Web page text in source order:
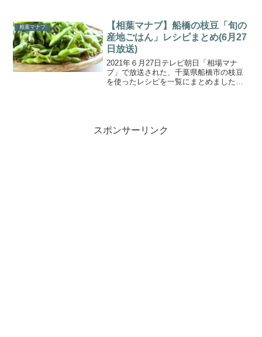
いるしょう油を使って、和食の料理人 日
本橋ゆかり 3代目...
相葉マナブ
【相葉マナブ】船橋の枝豆「旬の
産地ごはん」レシピまとめ(6月27
日放送)
2021年６月27日テレビ朝日「相場マナ
ブ」で放送された、千葉県船橋市の枝豆
を使ったレシピを一覧にまとめましたの
スポンサーリンク